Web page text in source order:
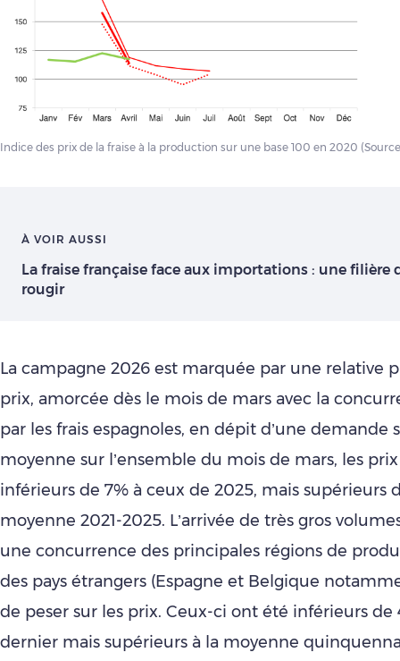
Indice des prix de la fraise à la production sur une base 100 en 2020
À VOIR AUSSI
La fraise française face aux importations : une filière
rougir
La campagne 2026 est marquée par une relative
prix, amorcée dès le mois de mars avec la
par les frais espagnoles, en dépit d’une demande
moyenne sur l’ensemble du mois de mars, les
inférieurs de 7% à ceux de 2025, mais supérieurs
moyenne 2021-2025. L’arrivée de très gros
une concurrence des principales régions de
des pays étrangers (Espagne et Belgique
de peser sur les prix. Ceux-ci ont été inférieurs de
dernier mais supérieurs à la moyenne